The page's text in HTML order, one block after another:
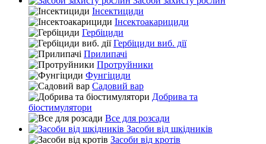
Інсектициди
Інсектоакарициди
Гербіциди
Гербіциди виб. дії
Прилипачі
Протруйники
Фунгіциди
Садовий вар
Добрива та
біостимулятори
Все для розсади
Засоби від шкідників
Засоби від кротів